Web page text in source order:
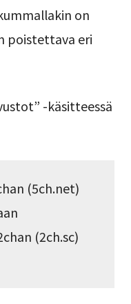
on
poistettava eri
-käsitteessä
(5ch.net)
(2ch.sc)